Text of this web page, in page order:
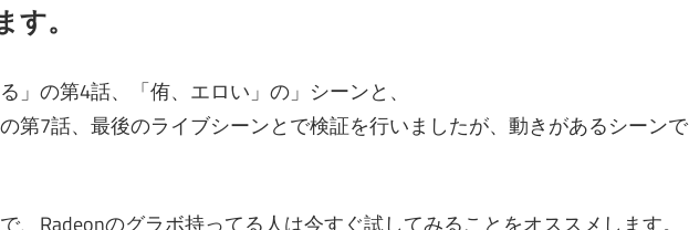
。
」の第4話、「侑、エロい」の」シーンと、
第7話、最後のライブシーンとで検証を行いましたが、動きがあるシーンで
、Radeonのグラボ持ってる人は今すぐ試してみることをオススメします。